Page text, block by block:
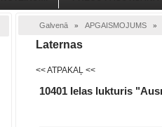
Galvenā » APGAISMOJUMS
Laternas
<< ATPAKAĻ <<
10401 Ielas lukturis